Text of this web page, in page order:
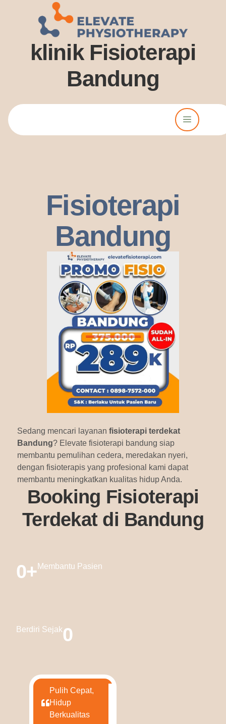
klinik Fisioterapi
Bandung
Fisioterapi
Bandung
Sedang mencari layanan fisioterapi terdekat
Bandung? Elevate fisioterapi bandung siap
membantu pemulihan cedera, meredakan nyeri,
dengan fisioterapis yang profesional kami dapat
membantu meningkatkan kualitas hidup Anda.
Booking Fisioterapi
Terdekat di Bandung
0+ Membantu Pasien
Berdiri Sejak0
Pulih Cepat,
Hidup
Berkualitas